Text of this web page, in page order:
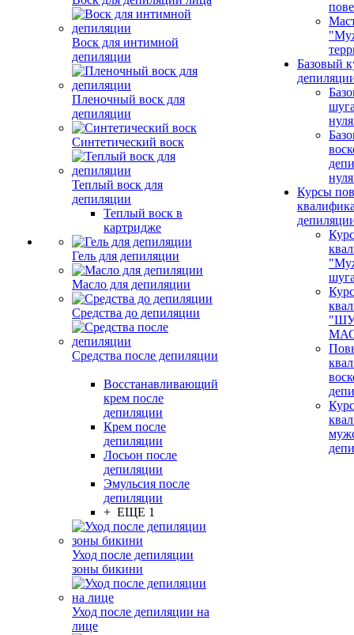
Воск для интимной
депиляции
Пленочный воск для
депиляции
Синтетический воск
Теплый воск для
депиляции
Теплый воск в
картридже
Гель для депиляции
Масло для депиляции
Средства до депиляции
Средства после депиляции
Восстанавливающий
крем после
депиляции
Крем после
депиляции
Лосьон после
депиляции
Эмульсия после
депиляции
+ ЕЩЕ 1
Уход после депиляции
зоны бикини
Уход после депиляции на
лице
Базовый
Курсы